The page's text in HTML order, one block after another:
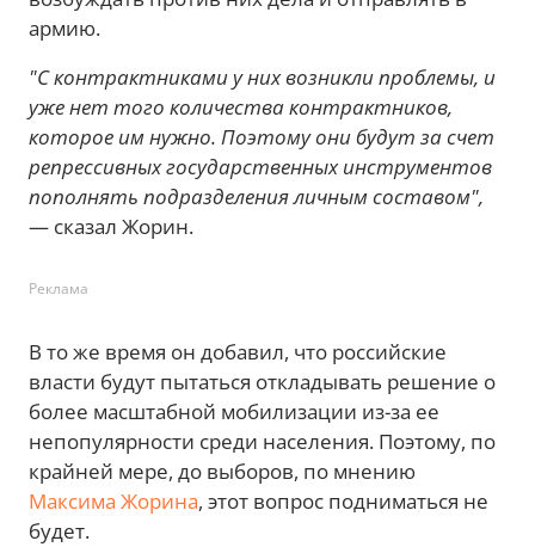
армию.
"С контрактниками у них возникли проблемы, и
уже нет того количества контрактников,
которое им нужно. Поэтому они будут за счет
репрессивных государственных инструментов
пополнять подразделения личным составом",
— сказал Жорин.
Реклама
В то же время он добавил, что российские
власти будут пытаться откладывать решение о
более масштабной мобилизации из-за ее
непопулярности среди населения. Поэтому, по
крайней мере, до выборов, по мнению
Максима Жорина, этот вопрос подниматься не
будет.